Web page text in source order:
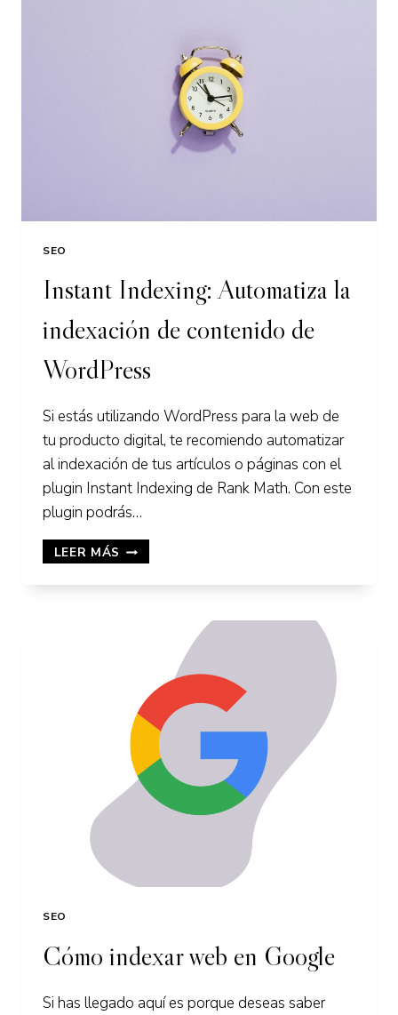
SEO
Instant Indexing: Automatiza la
indexación de contenido de
WordPress
Si estás utilizando WordPress para la web de
tu producto digital, te recomiendo automatizar
al indexación de tus artículos o páginas con el
plugin Instant Indexing de Rank Math. Con este
plugin podrás…
LEER MÁS INSTANT
INDEXING:
CONTENIDO
WORDPRESS
SEO
Cómo indexar web en Google
Si has llegado aquí es porque deseas saber